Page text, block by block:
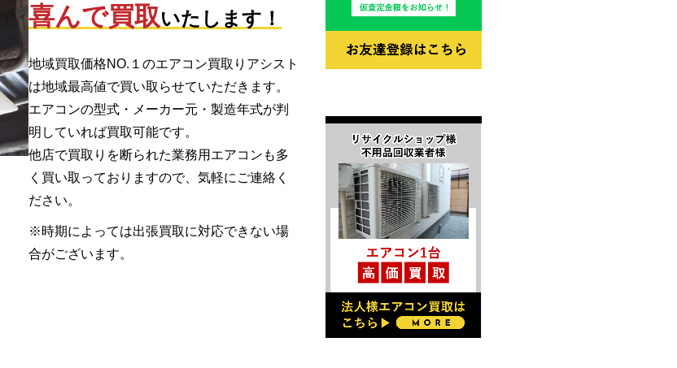
喜んで買取いたします！
地域買取価格NO.１のエアコン買取りアシスト
は地域最高値で買い取らせていただきます。
エアコンの型式・メーカー元・製造年式が判
明していれば買取可能です。
他店で買取りを断られた業務用エアコンも多
く買い取っておりますので、気軽にご連絡く
ださい。
※時期によっては出張買取に対応できない場
合がございます。